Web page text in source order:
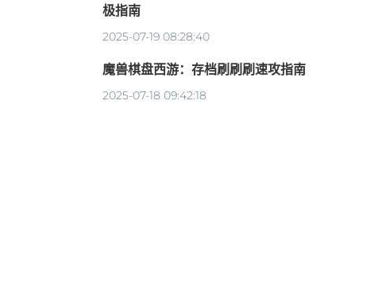
极指南
2025-07-19 08:28:40
魔兽棋盘西游：存档刷刷刷速攻指南
2025-07-18 09:42:18